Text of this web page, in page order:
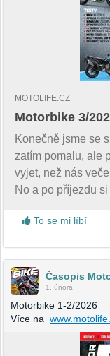
MOTOLIFE.CZ
Motorbike 3/
Konečně jsme se
zatím pomalu, ale
vyjet, než nás
No a po příjezdu si
To se mi líbí
Časopis
1. února
Motorbike 1-2/2026
Více na